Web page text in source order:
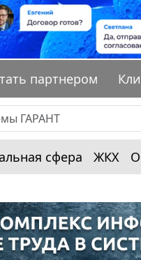
партнером
сфера ЖКХ